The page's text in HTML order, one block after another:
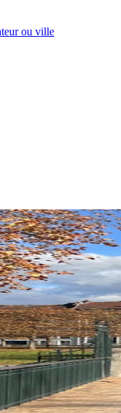
ou ville